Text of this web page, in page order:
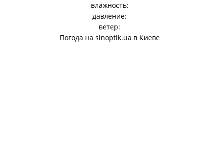
влажность:
давление:
ветер:
Погода на sinoptik.ua в Киеве